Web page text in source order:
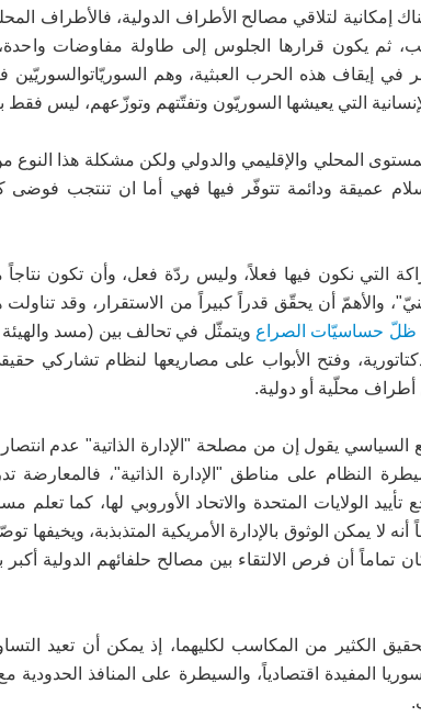
إمكانية لتلاقي مصالح الأطراف الدولية، فالأطراف
ثم يكون قرارها الجلوس إلى طاولة مفاوضات
في إيقاف هذه الحرب العبثية، وهم
التي يعيشها السوريّون وتفتّتهم وتوزّعهم، ليس
المحلي والإقليمي والدولي ولكن مشكلة هذا النوع
سلام عميقة ودائمة تتوفّر فيها فهي أما ان تنتجب
التي نكون فيها فعلاً، وليس ردّة فعل، وأن تكون نتاجاً
والأهمّ أن يحقّق قدراً كبيراً من الاستقرار، وقد
ظلّ حساسيّات الصراع ويتمثّل في تحالف بين (مسد والهيئة
وفتح الأبواب على مصاريعها لنظام تشاركي
أطراف محلّية أو دولية.
السياسي يقول إن من مصلحة "الإدارة الذاتية" عدم
النظام على مناطق "الإدارة الذاتية"، فالمعارضة
الولايات المتحدة والاتحاد الأوروبي لها، كما تعلم
يمكن الوثوق بالإدارة الأمريكية المتذبذبة، ويخيفها
تماماً أن فرص الالتقاء بين مصالح حلفائهم الدولية
الكثير من المكاسب لكليهما، إذ يمكن أن تعيد
وهي سوريا المفيدة اقتصادياً، والسيطرة على المنافذ